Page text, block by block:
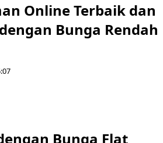
Online Terbaik dan
Bunga Rendah
Bunga Flat